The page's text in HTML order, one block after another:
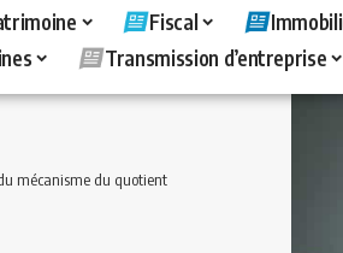
Fiscal
Transmission d’entreprise
mécanisme du quotient